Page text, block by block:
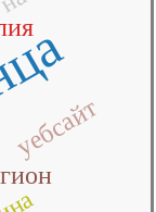
уебсайт